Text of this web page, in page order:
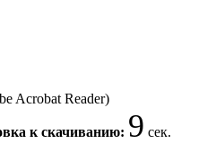
Acrobat Reader)
к скачиванию: 9 сек.